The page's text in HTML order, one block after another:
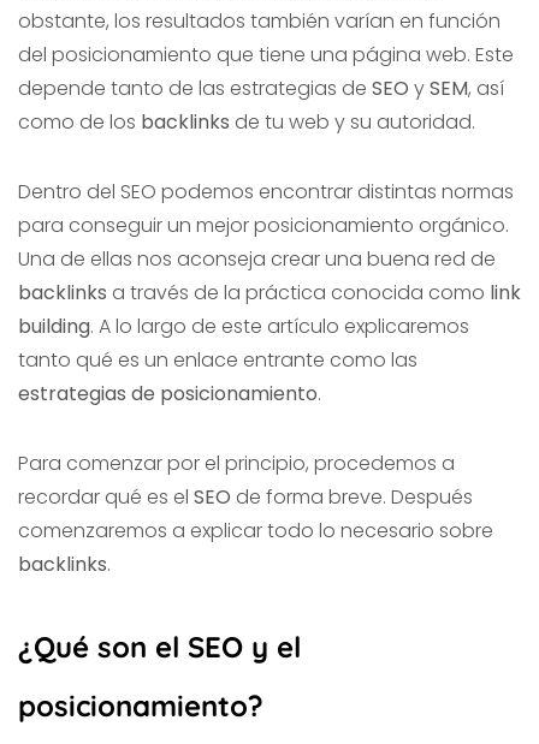
obstante, los resultados también varían en función
del posicionamiento que tiene una página web. Este
depende tanto de las estrategias de SEO ySEM, así
como de los backlinks de tu web y su autoridad.
Dentro del SEO podemos encontrar distintas normas
para conseguir un mejor posicionamiento orgánico.
Una de ellas nos aconseja crear una buena red de
backlinks a través de la práctica conocida como link
building. A lo largo de este artículo explicaremos
tanto qué es un enlace entrante como las
estrategias de posicionamiento.
Para comenzar por el principio, procedemos a
recordar qué es el SEO de forma breve. Después
comenzaremos a explicar todo lo necesario sobre
backlinks.
¿Qué son el SEO y el
posicionamiento?